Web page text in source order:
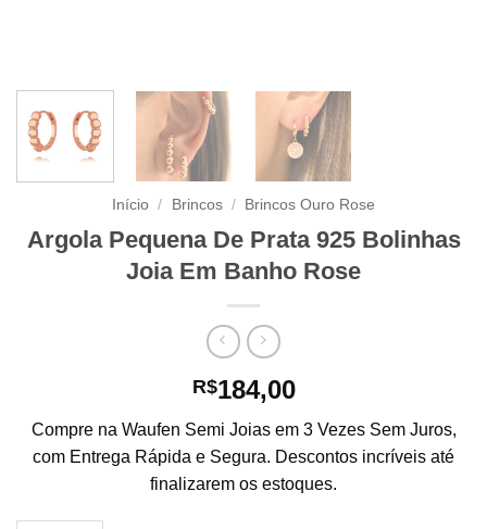
Início / Brincos / Brincos Ouro Rose
Argola Pequena De Prata 925 Bolinhas
Joia Em Banho Rose
R$184,00
Compre na Waufen Semi Joias em 3 Vezes Sem Juros,
com Entrega Rápida e Segura. Descontos incríveis até
finalizarem os estoques.